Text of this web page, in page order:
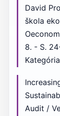
David
škola
8. - S.
Audit /